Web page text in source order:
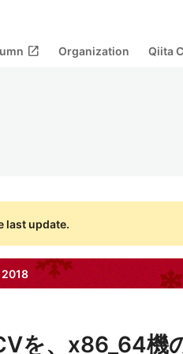
open_in_new Organization Qiita
last update.
2018
を、x86_64機